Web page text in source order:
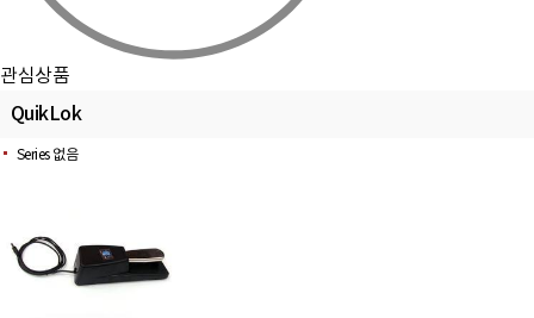
관심상품
QuikLok
Series 없음